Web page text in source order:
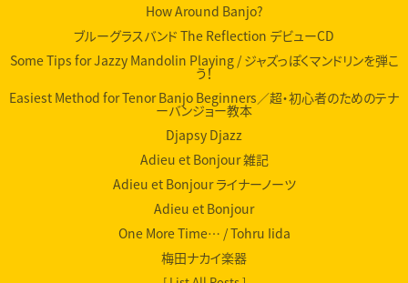
How Around Banjo?
ブルーグラスバンド The Reflection デビューCD
Some Tips for Jazzy Mandolin Playing / ジャズっぽくマンドリンを弾こ
う！
Easiest Method for Tenor Banjo Beginners／超・初心者のためのテナ
ーバンジョー教本
Djapsy Djazz
Adieu et Bonjour 雑記
Adieu et Bonjour ライナーノーツ
Adieu et Bonjour
One More Time… / Tohru Iida
梅田ナカイ楽器